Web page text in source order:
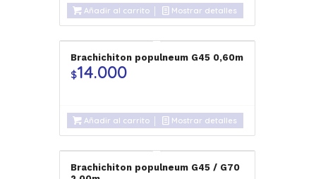
Añadir al carrito Mostrar detalles
Brachichiton populneum G45 0,60m
$14.000
Añadir al carrito Mostrar detalles
Brachichiton populneum G45 / G70